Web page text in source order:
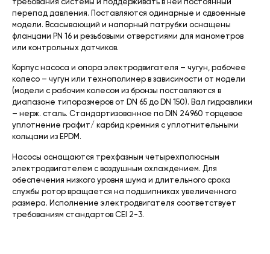
требования системы и поддерживать в ней постоянный
перепад давления. Поставляются одинарные и сдвоенные
модели. Всасывающий и напорный патрубки оснащены
фланцами PN 16 и резьбовыми отверстиями для манометров
или контрольных датчиков.
Корпус насоса и опора электродвигателя – чугун, рабочее
колесо – чугун или технополимер в зависимости от модели
(модели с рабочим колесом из бронзы поставляются в
диапазоне типоразмеров от DN 65 до DN 150). Вал гидравлики
– нерж. сталь. Стандартизованное по DIN 24960 торцевое
уплотнение графит/ карбид кремния с уплотнительными
кольцами из EPDM.
Насосы оснащаются трехфазным четырехполюсным
электродвигателем с воздушным охлаждением. Для
обеспечения низкого уровня шума и длительного срока
службы ротор вращается на подшипниках увеличенного
размера. Исполнение электродвигателя соответствует
требованиям стандартов CEI 2-3.